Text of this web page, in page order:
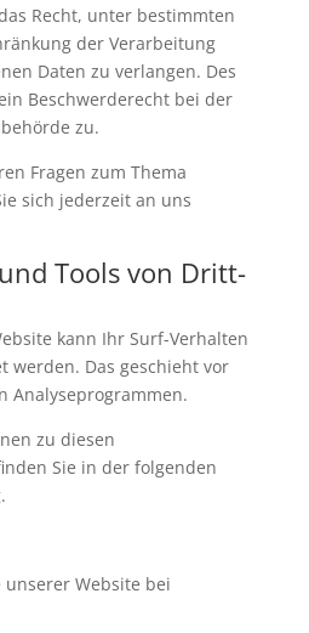
Recht, unter bestimmten
der Verarbeitung
Daten zu verlangen. Des
Beschwerderecht bei der
zu.
Fragen zum Thema
sich jederzeit an uns
Tools von Dritt­
kann Ihr Surf-Verhalten
werden. Das geschieht vor
Analyseprogrammen.
zu diesen
Sie in der folgenden
Website bei